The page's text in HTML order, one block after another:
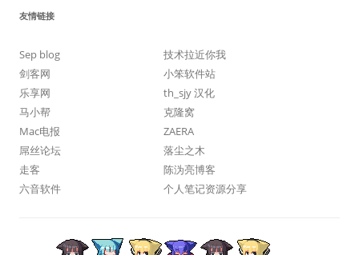
友情链接
Sep blog
技术拉近你我
剑客网
小笨软件站
乐享网
th_sjy 汉化
马小帮
克隆窝
Mac电报
ZAERA
屌丝论坛
落尘之木
走客
陈沩亮博客
六音软件
个人笔记资源分享